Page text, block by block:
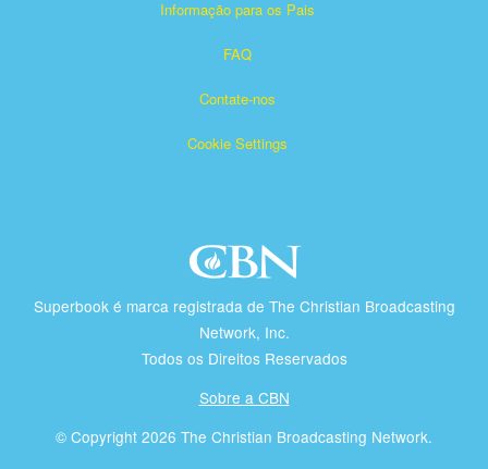
Informação para os Pais
FAQ
Contate-nos
Cookie Settings
Superbook é marca registrada de The Christian Broadcasting
Network, Inc.
Todos os Direitos Reservados
Sobre a CBN
© Copyright 2026 The Christian Broadcasting Network.